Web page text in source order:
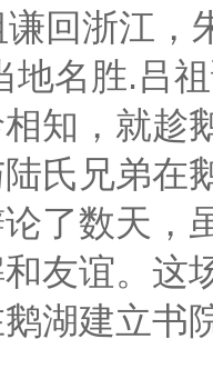
回浙江，
地名胜.吕
知，就趁
氏兄弟在
了数天，
友谊。这
湖建立书